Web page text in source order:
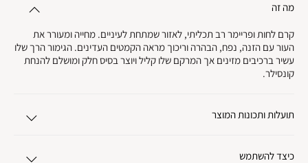
מה זה
קרם לחות ופריימר רב תכליתי, לאזור שמתחת לעיניים. מחייה ומעורר את
העור עם הזנה, נפח, הבהרה וריכוך מראה הקמטים העדינים. הגימור הרך שלו
עשיר ברכיבים מזינים אך המרקם שלו קליל ויוצר בסיס חלק ומושלם להנחת
קונסילר.
תועלות ותכונות המוצר
כיצד להשתמש